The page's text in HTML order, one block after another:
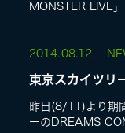
MONSTER LIVE
2014. 08.12
東京スカイツリ
昨日(8/11)より期
ーのDREAMS